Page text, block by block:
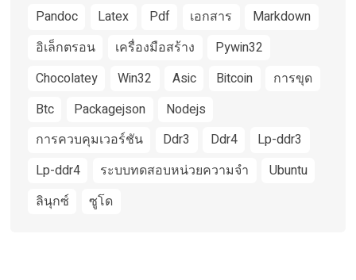
Pandoc
Latex Pdf เอกสาร
Markdown
อิเล็กตรอน
เครื่องมือสร้าง
Pywin32
Chocolatey
Win32 Asic Bitcoin
การขุด
Btc
Packagejson
Nodejs
การควบคุมเวอร์ชัน
Ddr3 Ddr4
Lp-ddr3
Lp-ddr4
ระบบทดสอบหน่วยความจำ
Ubuntu
ลินุกซ์
ซูโด